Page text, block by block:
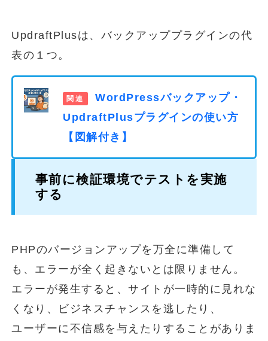
UpdraftPlusは、バックアッププラグインの代
表の１つ。
WordPressバックアップ・
UpdraftPlusプラグインの使い方
【図解付き】
事前に検証環境でテストを実施
する
PHPのバージョンアップを万全に準備して
も、エラーが全く起きないとは限りません。
エラーが発生すると、サイトが一時的に見れな
くなり、ビジネスチャンスを逃したり、
ユーザーに不信感を与えたりすることがありま